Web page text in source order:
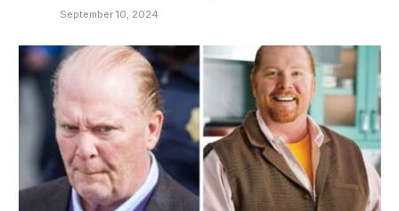
September 10, 2024